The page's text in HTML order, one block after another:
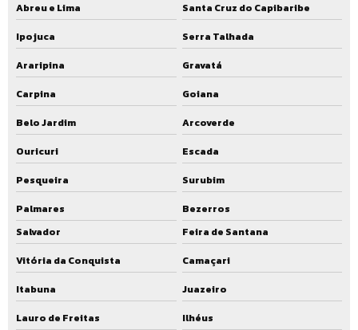
Abreu e Lima
Santa Cruz do Capibaribe
Ipojuca
Serra Talhada
Araripina
Gravatá
Carpina
Goiana
Belo Jardim
Arcoverde
Ouricuri
Escada
Pesqueira
Surubim
Palmares
Bezerros
Salvador
Feira de Santana
Vitória da Conquista
Camaçari
Itabuna
Juazeiro
Lauro de Freitas
Ilhéus